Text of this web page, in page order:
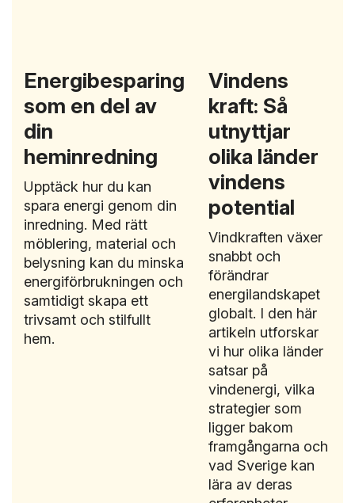
Energibesparing
som en del av
din
heminredning
Upptäck hur du kan
spara energi genom din
inredning. Med rätt
möblering, material och
belysning kan du minska
energiförbrukningen och
samtidigt skapa ett
trivsamt och stilfullt
hem.
Vindens
kraft: Så
utnyttjar
olika länder
vindens
potential
Vindkraften växer
snabbt och
förändrar
energilandskapet
globalt. I den här
artikeln utforskar
vi hur olika länder
satsar på
vindenergi, vilka
strategier som
ligger bakom
framgångarna och
vad Sverige kan
lära av deras